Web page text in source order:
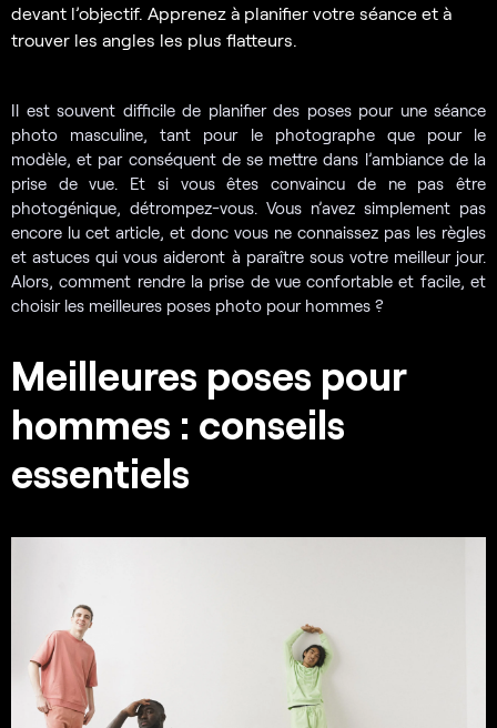
devant l’objectif. Apprenez à planifier votre séance et à
trouver les angles les plus flatteurs.
Il est souvent difficile de planifier des poses pour une séance
photo masculine, tant pour le photographe que pour le
modèle, et par conséquent de se mettre dans l’ambiance de la
prise de vue. Et si vous êtes convaincu de ne pas être
photogénique, détrompez-vous. Vous n’avez simplement pas
encore lu cet article, et donc vous ne connaissez pas les règles
et astuces qui vous aideront à paraître sous votre meilleur jour.
Alors, comment rendre la prise de vue confortable et facile, et
choisir les meilleures poses photo pour hommes ?
Meilleures poses pour
hommes : conseils
essentiels